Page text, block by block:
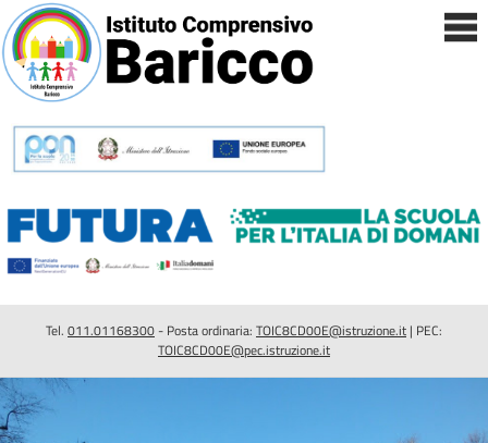
Tel. 011.01168300- Posta ordinaria: TOIC8CD00E@istruzione.it | PEC:
TOIC8CD00E@pec.istruzione.it